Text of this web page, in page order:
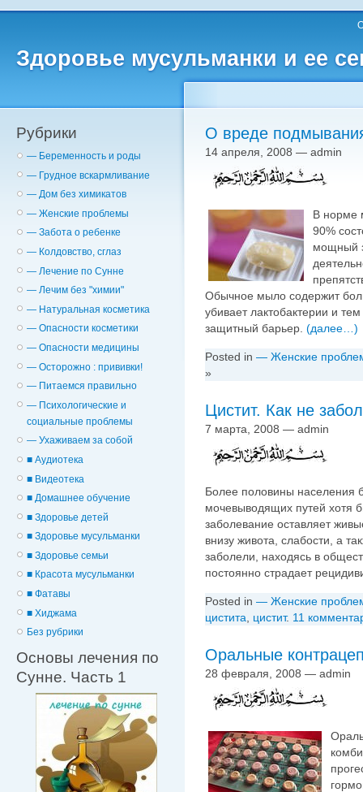
Здоровье мусульманки и ее
Рубрики
— Беременность и роды
— Грудное вскармливание
— Дом без химикатов
— Женские проблемы
— Забота о ребенке
— Колдовство, сглаз
— Лечение по Сунне
— Лечим без "химии"
— Натуральная косметика
— Опасности косметики
— Опасности медицины
— Осторожно : прививки!
— Питаемся правильно
— Психологические и
cоциальные проблемы
— Ухаживаем за собой
■ Аудиотека
■ Видеотека
■ Домашнее обучение
■ Здоровье детей
■ Здоровье мусульманки
■ Здоровье семьи
■ Красота мусульманки
■ Фатавы
■ Хиджама
Без рубрики
Основы лечения по
Сунне. Часть 1
О вреде
14 апреля, 2008 — admin
В норме
90%
мощный
Обычное мыло содержит
убивает лактобактерии и
защитный барьер. (далее…)
Posted in — Женские
»
Цистит. Как не
7 марта, 2008 — admin
Более половины населения
мочевыводящих путей хотя
заболевание оставляет
внизу живота, слабости, а
заболели, находясь в
постоянно страдает
Posted in — Женские
цистита
цистит. 11
Оральные
28 февраля, 2008 — admin